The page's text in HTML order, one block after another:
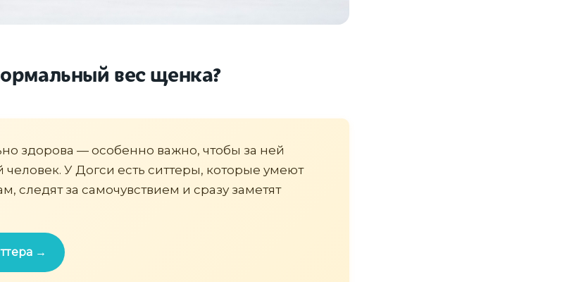
вес щенка?
здорова — особенно важно, чтобы за ней
У Догси есть ситтеры, которые умеют
следят за самочувствием и сразу заметят
→